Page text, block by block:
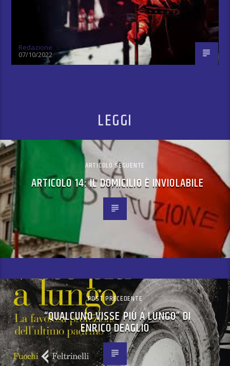
Redazione
07/10/2022
LEGGI
ARTICOLO SEGUENTE
ARTICOLO 14: IL DOMICILIO È INVIOLABILE
POST PRECEDENTE
“QUALCUNO VISSE PIÙ A LUNGO” DI
ENRICO DEAGLIO